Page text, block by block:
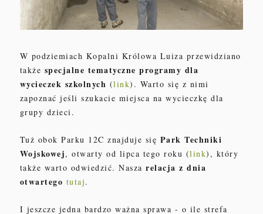
W podziemiach Kopalni Królowa Luiza przewidziano
także specjalne tematyczne programy dla
wycieczek szkolnych (link). Warto się z nimi
zapoznać jeśli szukacie miejsca na wycieczkędla
grupy dzieci.
Tuż obokParku 12C znajduje się Park Techniki
Wojskowej, otwarty od lipca tego roku (link), który
także warto odwiedzić. Naszarelacja z dnia
otwartego tutaj.
I jeszcze jedna bardzo ważna sprawa - o ile strefa